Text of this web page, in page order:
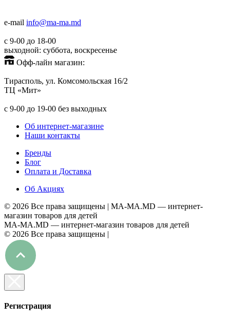
e-mail info@ma-ma.md
с 9-00 до 18-00
выходной: суббота, воскресенье
Офф-лайн магазин:
Тирасполь, ул. Комсомольская 16/2
ТЦ «Мит»
с 9-00 до 19-00 без выходных
Об интернет-магазине
Наши контакты
Бренды
Блог
Оплата и Доставка
Об Акциях
© 2026 Все права защищены | MA-MA.MD — интернет-
магазин товаров для детей
MA-MA.MD — интернет-магазин товаров для детей
© 2026 Все права защищены |
Регистрация